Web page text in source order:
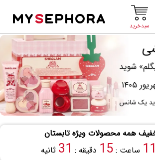
سبدخرید
MYSEPHORA
11 ساعت :15 دقیقه : 30 ثانیه